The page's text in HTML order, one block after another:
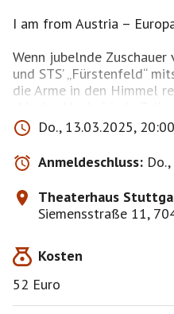
I am from Austria –
Wenn jubelnde
und STS’ „Fürstenfeld“
die Arme in den Himmel
„Macho Macho“ jede
sind sie wohl gerade in
Konzerte von „I am from
Pop-Show Europas.
In dieser mitreißenden
österreichische Pop sein
eine große Party mit einer
spüren ist. Mit viel Humor,
Austria“ ein Hitfeuerwerk
lang international
Do., 13.03.2025,
Anmeldeschluss:
Theaterhaus
Siemensstraße 11,
Kosten
52 Euro